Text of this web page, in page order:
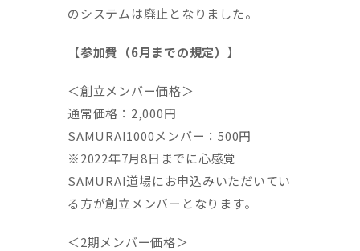
のシステムは廃止となりました。
【参加費（6月までの規定）】
＜創立メンバー価格＞
通常価格：2,000円
SAMURAI1000メンバー：500円
※2022年7月8日までに心感覚
SAMURAI道場にお申込みいただいてい
る方が創立メンバーとなります。
＜2期メンバー価格＞